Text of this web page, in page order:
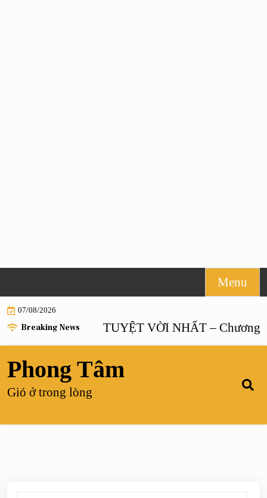
to
content
Menu
07/08/2026
Breaking News
HÔN NHÂN TUYỆT VỜI NHẤT – Chương 55 |
Phong Tâm
Gió ở trong lòng